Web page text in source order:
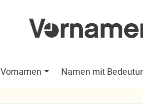
Vornamen Namen mit